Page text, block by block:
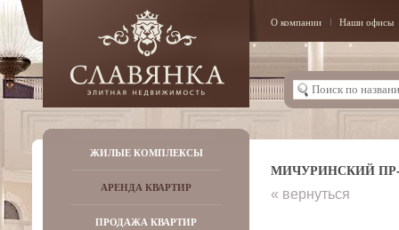
О компании Наши офисы
ЖИЛЫЕ КОМПЛЕКСЫ
АРЕНДА КВАРТИР
ПРОДАЖА КВАРТИР
МИЧУРИНСКИЙ ПР-
« вернуться